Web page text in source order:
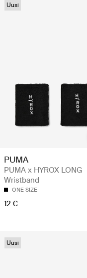
Uusi
PUMA
PUMA x HYROX LONG
Wristband
ONE SIZE
12 €
Uusi